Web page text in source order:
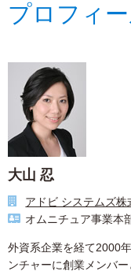
プロフィ
大山 忍
アドビ システムズ株
オムニチュア事業
外資系企業を経て2000
ンチャーに創業メンバ